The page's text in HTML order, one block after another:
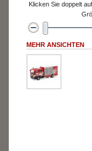
Klicken Sie doppelt
MEHR ANSICHTEN